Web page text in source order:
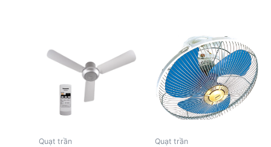
Quạt trần Quạt trần